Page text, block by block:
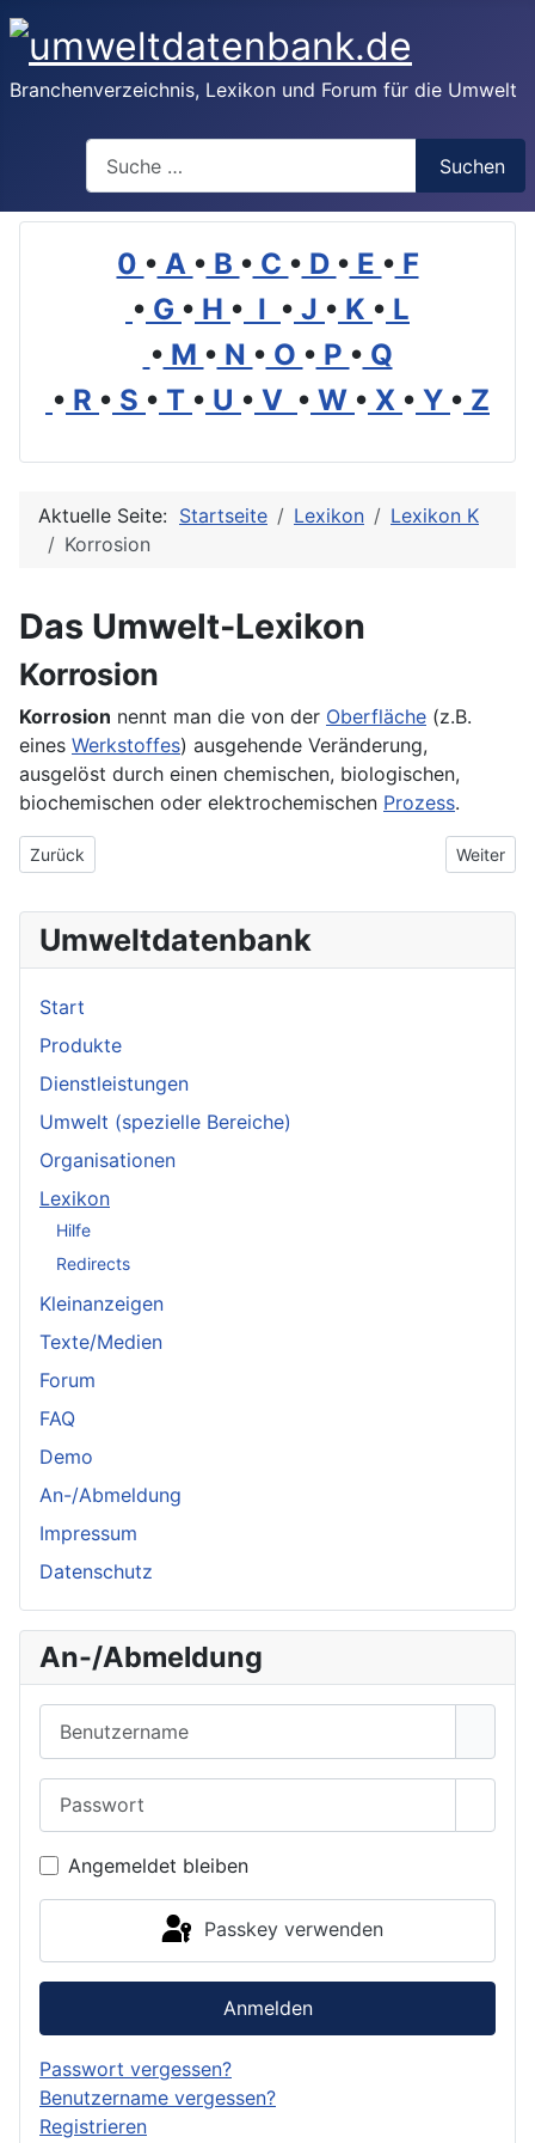
Branchenverzeichnis, Lexikon und Forum für die Umwelt
Suchen
0 • A • B • C • D • E • F
• G • H • I • J • K • L
• M • N • O • P • Q
• R • S • T • U • V • W • X • Y • Z
Aktuelle Seite: Startseite Lexikon
Lexikon K
Korrosion
Das Umwelt-Lexikon
Korrosion
Korrosion nennt man die von der Oberfläche (z.B.
eines Werkstoffes) ausgehende Veränderung,
ausgelöst durch einen chemischen, biologischen,
biochemischen oder elektrochemischen Prozess.
Vorheriger Beitrag: Körpertemperatur
Zurück Nächster
Weiter
Umweltdatenbank
Start
Produkte
Dienstleistungen
Umwelt (spezielle Bereiche)
Organisationen
Lexikon
Hilfe
Redirects
Kleinanzeigen
Texte/Medien
Forum
FAQ
Demo
An-/Abmeldung
Impressum
Datenschutz
An-/Abmeldung
Angemeldet bleiben
Passkey verwenden
Anmelden
Passwort vergessen?
Benutzername vergessen?
Registrieren